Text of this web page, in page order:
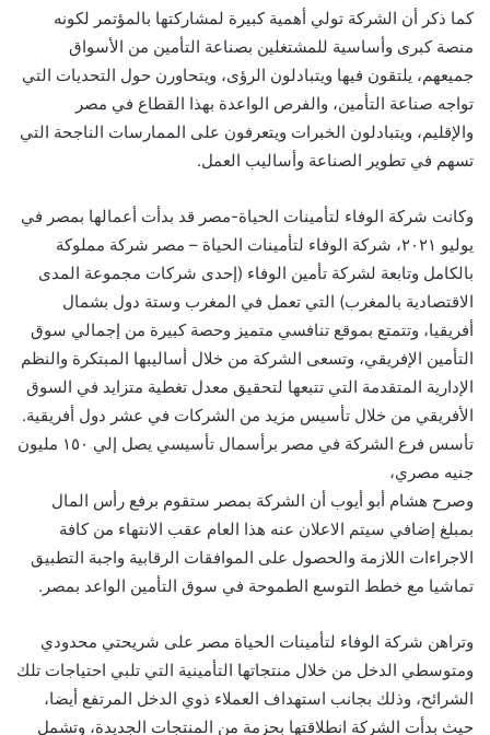
كما ذكر أن الشركة تولي أهمية كبيرة لمشاركتها بالمؤتمر لكونه
منصة كبرى وأساسية للمشتغلين بصناعة التأمين من الأسواق
جميعهم، يلتقون فيها ويتبادلون الرؤى، ويتحاورن حول التحديات التي
تواجه صناعة التأمين، والفرص الواعدة بهذا القطاع في مصر
والإقليم، ويتبادلون الخبرات ويتعرفون على الممارسات الناجحة التي
تسهم في تطوير الصناعة وأساليب العمل.
وكانت شركة الوفاء لتأمينات الحياة-مصر قد بدأت أعمالها بمصر في
يوليو ٢٠٢١، شركة الوفاء لتأمينات الحياة – مصر شركة مملوكة
بالكامل وتابعة لشركة تأمين الوفاء (إحدى شركات مجموعة المدى
الاقتصادية بالمغرب) التي تعمل في المغرب وستة دول بشمال
أفريقيا، وتتمتع بموقع تنافسي متميز وحصة كبيرة من إجمالي سوق
التأمين الإفريقي، وتسعى الشركة من خلال أساليبها المبتكرة والنظم
الإدارية المتقدمة التي تتبعها لتحقيق معدل تغطية متزايد في السوق
الأفريقي من خلال تأسيس مزيد من الشركات في عشر دول أفريقية.
تأسس فرع الشركة في مصر برأسمال تأسيسي يصل إلي ١٥٠ مليون
جنيه مصري،
وصرح هشام أبو أيوب أن الشركة بمصر ستقوم برفع رأس المال
بمبلغ إضافي سيتم الاعلان عنه هذا العام عقب الانتهاء من كافة
الاجراءات اللازمة والحصول على الموافقات الرقابية واجبة التطبيق
تماشيا مع خطط التوسع الطموحة في سوق التأمين الواعد بمصر.
وتراهن شركة الوفاء لتأمينات الحياة مصر على شريحتي محدودي
ومتوسطي الدخل من خلال منتجاتها التأمينية التي تلبي احتياجات تلك
الشرائح، وذلك بجانب استهداف العملاء ذوي الدخل المرتفع أيضا،
حيث بدأت الشركة انطلاقتها بحزمة من المنتجات الجديدة، وتشمل